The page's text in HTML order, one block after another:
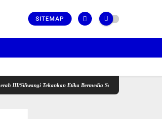
SITEMAP
Tekankan Etika Bermedia Sosial dan Penguatan Peran Keluarga